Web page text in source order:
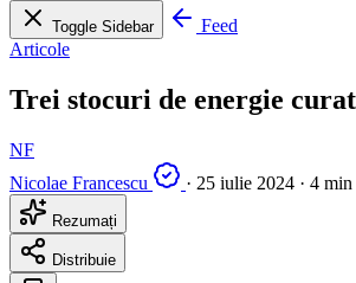
Toggle Sidebar
Feed
Articole
Trei stocuri de energie
NF
Nicolae Francescu
· 25 iulie 2024 · 4
Rezumați
Distribuie